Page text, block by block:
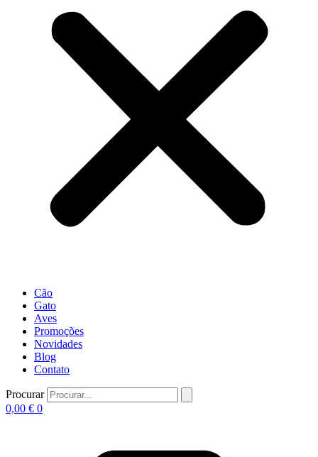
Cão
Gato
Aves
Promoções
Novidades
Blog
Contato
Procurar
0,00 € 0